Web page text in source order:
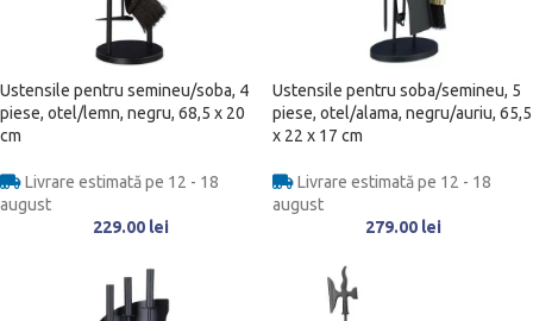
Ustensile pentru semineu/soba, 4
piese, otel/lemn, negru, 68,5 x 20
cm
Livrare estimată pe 12 - 18
august
229.00 lei
Ustensile pentru soba/semineu, 5
piese, otel/alama, negru/auriu, 65,5
x 22 x 17 cm
Livrare estimată pe 12 - 18
august
279.00 lei